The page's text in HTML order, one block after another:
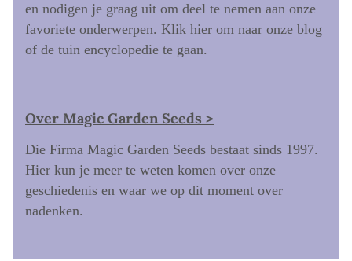
en nodigen je graag uit om deel te nemen aan onze
favoriete onderwerpen. Klik hier om naar onze blog
of de tuin encyclopedie te gaan.
Over Magic Garden Seeds >
Die Firma Magic Garden Seeds bestaat sinds 1997.
Hier kun je meer te weten komen over onze
geschiedenis en waar we op dit moment over
nadenken.